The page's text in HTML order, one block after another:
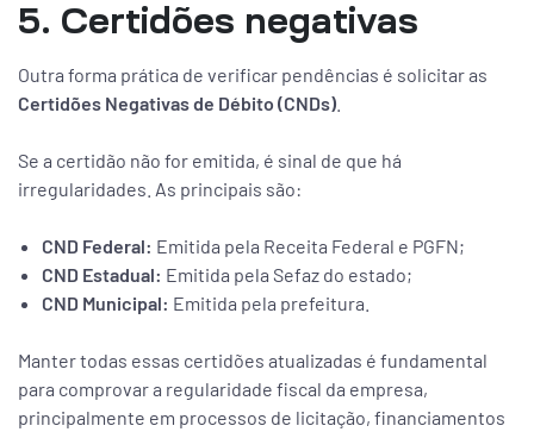
5. Certidões negativas
Outra forma prática de verificar pendências é solicitar as
Certidões Negativas de Débito (CNDs)
Se a certidão não for emitida, é sinal de que há
irregularidades. As principais são:
CND Federal: Emitida pela Receita Federal e PGFN;
CND Estadual: Emitida pela Sefaz do estado;
CND Municipal: Emitida pela prefeitura.
Manter todas essas certidões atualizadas é fundamental
para comprovar a regularidade fiscal da empresa,
principalmente em processos de licitação, financiamentos